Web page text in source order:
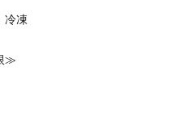
冷凍
≫